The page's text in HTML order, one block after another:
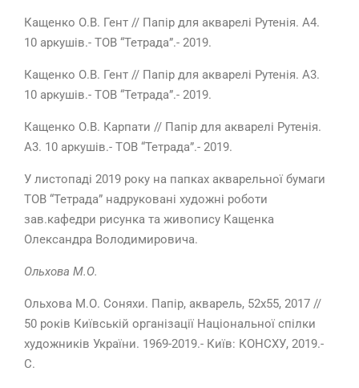
Кащенко О.В. Гент // Папір для акварелі Рутенія. А4.
10 аркушів.- ТОВ “Тетрада”.- 2019.
Кащенко О.В. Гент // Папір для акварелі Рутенія. А3.
10 аркушів.- ТОВ “Тетрада”.- 2019.
Кащенко О.В. Карпати // Папір для акварелі Рутенія.
А3. 10 аркушів.- ТОВ “Тетрада”.- 2019.
У листопаді 2019 року на папках акварельної бумаги
ТОВ “Тетрада” надруковані художні роботи
зав.кафедри рисунка та живопису Кащенка
Олександра Володимировича.
Ольхова М.О.
Ольхова М.О. Соняхи. Папір, акварель, 52х55, 2017 //
50 років Київській організації Національної спілки
художників України. 1969-2019.- Київ: КОНСХУ, 2019.-
С.